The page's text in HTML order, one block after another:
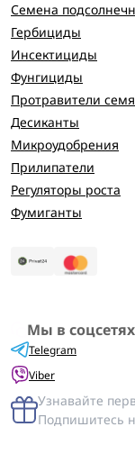
Семена
Гербициды
Инсектициды
Фунгициды
Протравители
Десиканты
Микроудобрения
Прилипатели
Регуляторы роста
Фумиганты
Мы в соцсетях
Telegram
Viber
Узнавайте
Подпишитесь